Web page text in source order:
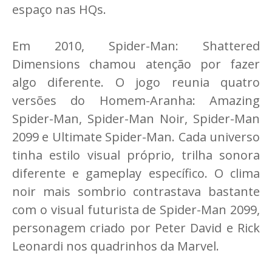
espaço nas HQs.
Em 2010, Spider-Man: Shattered
Dimensions chamou atenção por fazer
algo diferente. O jogo reunia quatro
versões do Homem-Aranha: Amazing
Spider-Man, Spider-Man Noir, Spider-Man
2099 e Ultimate Spider-Man. Cada universo
tinha estilo visual próprio, trilha sonora
diferente e gameplay específico. O clima
noir mais sombrio contrastava bastante
com o visual futurista de Spider-Man 2099,
personagem criado por Peter David e Rick
Leonardi nos quadrinhos da Marvel.